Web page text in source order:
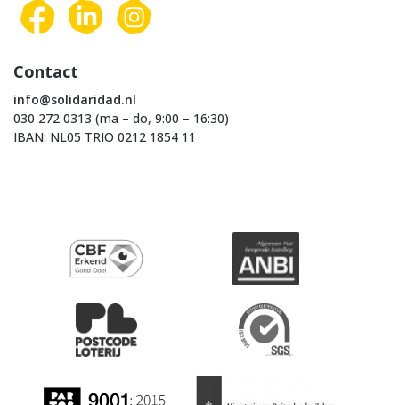
Contact
info@solidaridad.nl
030 272 0313 (ma – do, 9:00 – 16:30)
IBAN: NL05 TRIO 0212 1854 11